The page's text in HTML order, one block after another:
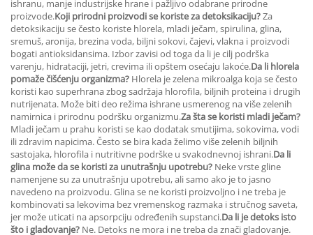
ishranu, manje industrijske hrane i pažljivo odabrane prirodne
proizvode.Koji prirodni proizvodi se koriste za detoksikaciju?Za
detoksikaciju se često koriste hlorela, mladi ječam, spirulina, glina,
sremuš, aronija, brezina voda, biljni sokovi, čajevi, vlakna i proizvodi
bogati antioksidansima. Izbor zavisi od toga da li je cilj podrška
varenju, hidrataciji, jetri, crevima ili opštem osećaju lakoće.Da li hlorela
pomaže čišćenju organizma? Hlorela je zelena mikroalga koja se često
koristi kao superhrana zbog sadržaja hlorofila, biljnih proteina i drugih
nutrijenata. Može biti deo režima ishrane usmerenog na više zelenih
namirnica i prirodnu podršku organizmu.Za šta se koristi mladi ječam?
Mladi ječam u prahu koristi se kao dodatak smutijima, sokovima, vodi
ili zdravim napicima. Često se bira kada želimo više zelenih biljnih
sastojaka, hlorofila i nutritivne podrške u svakodnevnoj ishrani.Da li
glina može da se koristi za unutrašnju upotrebu? Neke vrste gline
namenjene su za unutrašnju upotrebu, ali samo ako je to jasno
navedeno na proizvodu. Glina se ne koristi proizvoljno i ne treba je
kombinovati sa lekovima bez vremenskog razmaka i stručnog saveta,
jer može uticati na apsorpciju određenih supstanci.Da li je detoks isto
što i gladovanje? Ne. Detoks ne mora i ne treba da znači gladovanje.